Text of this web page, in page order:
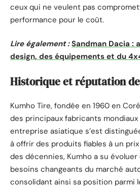
ceux qui ne veulent pas
performance pour le coût.
Lire également : Sandman Dacia :
design, des équipements et du
Historique et réputation
Kumho Tire, fondée en 1960 en
des principaux fabricants
entreprise asiatique s’est
à offrir des produits fiables à un
des décennies, Kumho a su évoluer
besoins changeants du marché
consolidant ainsi sa position parmi